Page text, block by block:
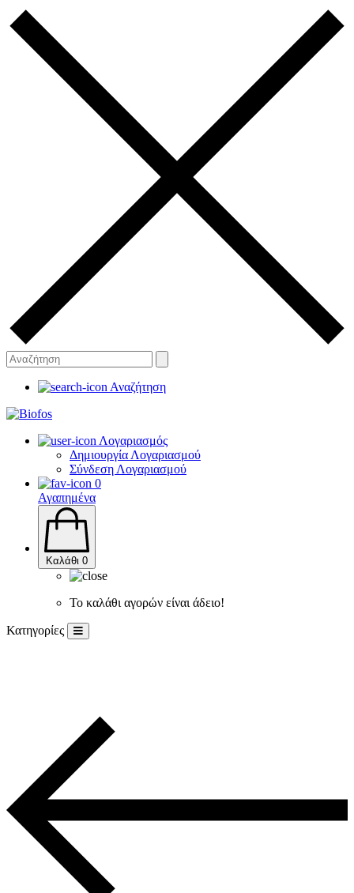
Αναζήτηση
Λογαριασμός
Δημιουργία Λογαριασμού
Σύνδεση Λογαριασμού
0
Αγαπημένα
Καλάθι 0
Το καλάθι αγορών είναι άδειο!
Κατηγορίες